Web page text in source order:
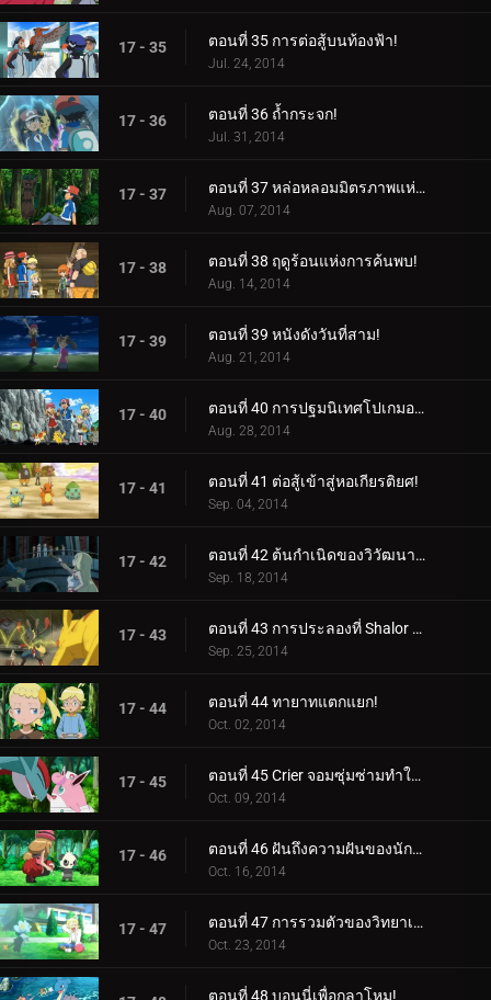
17 - 35 ตอนที่ 35 การต่อสู้บนท้องฟ้า!
Jul. 24, 2014
17 - 36 ตอนที่ 36 ถ้ำกระจก!
Jul. 31, 2014
17 - 37 ตอนที่ 37 หล่อหลอมมิตรภาพแห่งป่า!
Aug. 07, 2014
17 - 38 ตอนที่ 38 ฤดูร้อนแห่งการค้นพบ!
Aug. 14, 2014
17 - 39 ตอนที่ 39 หนังดังวันที่สาม!
Aug. 21, 2014
17 - 40 ตอนที่ 40 การปฐมนิเทศโปเกมอนที่เต็มไปด้วยหมอก!
Aug. 28, 2014
17 - 41 ตอนที่ 41 ต่อสู้เข้าสู่หอเกียรติยศ!
Sep. 04, 2014
17 - 42 ตอนที่ 42 ต้นกำเนิดของวิวัฒนาการเมก้า!
Sep. 18, 2014
17 - 43 ตอนที่ 43 การประลองที่ Shalor Gym!
Sep. 25, 2014
17 - 44 ตอนที่ 44 ทายาทแตกแยก!
Oct. 02, 2014
17 - 45 ตอนที่ 45 Crier จอมซุ่มซ่ามทำให้ความวุ่นวายสงบลง!
Oct. 09, 2014
17 - 46 ตอนที่ 46 ฝันถึงความฝันของนักแสดง!
Oct. 16, 2014
17 - 47 ตอนที่ 47 การรวมตัวของวิทยาเขต!
Oct. 23, 2014
ตอนที่ 48 บอนนี่เพื่อกลาโหม!